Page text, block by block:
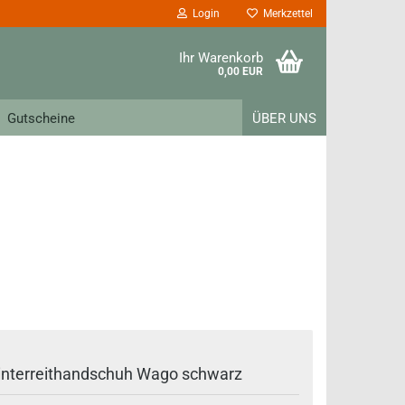
Login Merkzettel
Ihr Warenkorb
0,00 EUR
Gutscheine ÜBER UNS
Wago schwarz